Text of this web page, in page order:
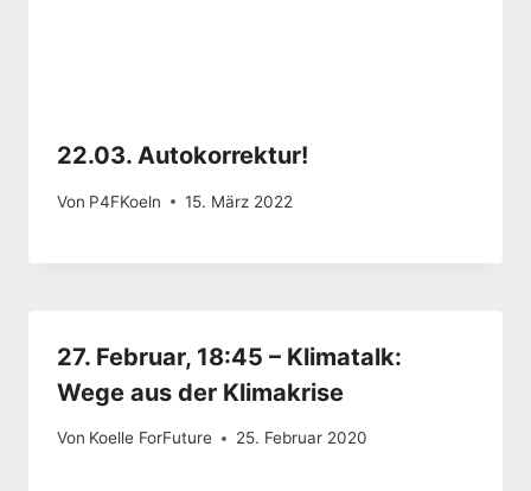
22.03. Autokorrektur!
Von P4FKoeln 15. März 2022
27. Februar, 18:45 – Klimatalk:
Wege aus der Klimakrise
Von Koelle ForFuture 25. Februar 2020